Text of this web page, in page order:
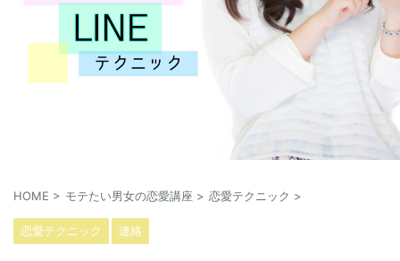
HOME > モテたい男女の恋愛講座 > 恋愛テクニック >
恋愛テクニック 連絡